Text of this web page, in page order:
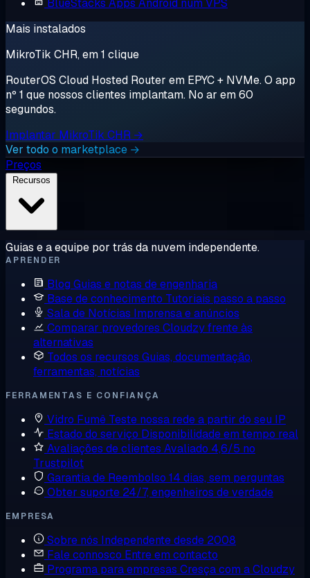
BlueStacks Apps Android num VPS
Mais instalados
MikroTik CHR, em 1 clique
RouterOS Cloud Hosted Router em EPYC + NVMe. O app
nº 1 que nossos clientes implantam. No ar em 60
segundos.
Implantar MikroTik CHR →
Ver todo o marketplace →
Preços
Guias e a equipe por trás da nuvem independente.
APRENDER
Blog Guias e notas de engenharia
Base de conhecimento Tutoriais passo a passo
Sala de Notícias Imprensa e anúncios
Comparar provedores Cloudzy frente às
alternativas
Todos os recursos Guias, documentação,
ferramentas, notícias
FERRAMENTAS E CONFIANÇA
Vidro Fumê Teste nossa rede a partir do seu IP
Estado do serviço Disponibilidade em tempo real
Avaliações de clientes Avaliado 4,6/5 no
Trustpilot
Garantia de Reembolso 14 dias, sem perguntas
Obter suporte 24/7, engenheiros de verdade
EMPRESA
Sobre nós Independente desde 2008
Fale connosco Entre em contacto
Programa para empresas Cresça com a Cloudzy